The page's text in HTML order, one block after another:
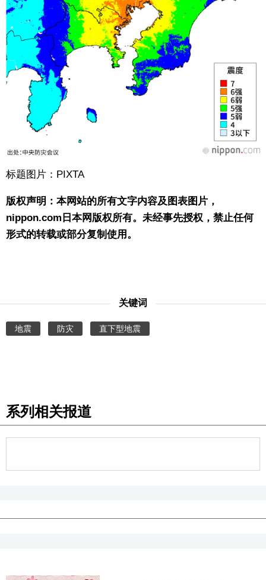
标题图片：PIXTA
版权声明：本网站的所有文字内容及图表图片，
nippon.com日本网版权所有。未经事先授权，禁止任何
形式的转载或部分复制使用。
关键词
地震 防灾 直下型地震
系列相关报道